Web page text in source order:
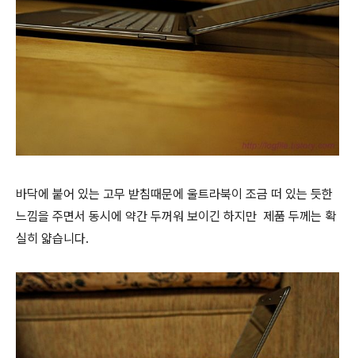
바닥에 붙어 있는 고무 받침때문에 울트라북이 조금 떠 있는 듯한
느낌을 주면서 동시에 약간 두꺼워 보이긴 하지만 제품 두께는 확
실히 얇습니다.